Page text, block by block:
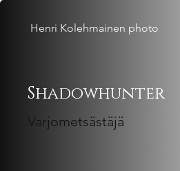
Varjometsästäjä
Shadowhunter
Henri Kolehmainen photo